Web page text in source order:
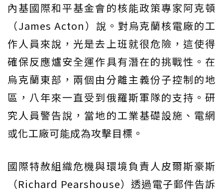
內基國際和平基金會的核能政策專家阿克頓
（James Acton）說。對烏克蘭核電廠的工
作人員來說，光是去上班就很危險，這使得
確保反應爐安全運作具有潛在的挑戰性。在
烏克蘭東部，兩個由分離主義份子控制的地
區，八年來一直受到俄羅斯軍隊的支持。研
究人員警告說，當地的工業基礎設施、電網
或化工廠可能成為攻擊目標。
國際特赦組織危機與環境負責人皮爾斯豪斯
（Richard Pearshouse）透過電子郵件告訴